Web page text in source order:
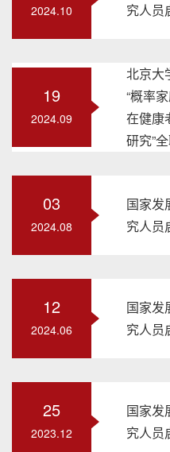
2024.10
究人员
19
2024.09
北京大
“概率
在健康
研究”
03
2024.08
国家发
究人员
12
2024.06
国家发
究人员
25
2023.12
国家发
究人员